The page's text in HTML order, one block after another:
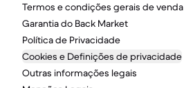
Termos e condições gerais de venda
Garantia do Back Market
Política de Privacidade
Cookies e Definições de privacidade
Outras informações legais